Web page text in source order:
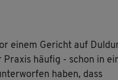
einem Ge­richt auf
häu­fig - schon in
haben, dass